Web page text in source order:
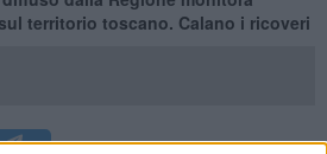
territorio toscano. Calano i ricoveri